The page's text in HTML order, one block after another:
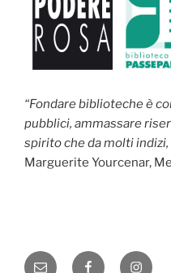
“Fondare biblioteche è
pubblici, ammassare
spirito che da molti
Marguerite Yourcenar,
Email Facebook